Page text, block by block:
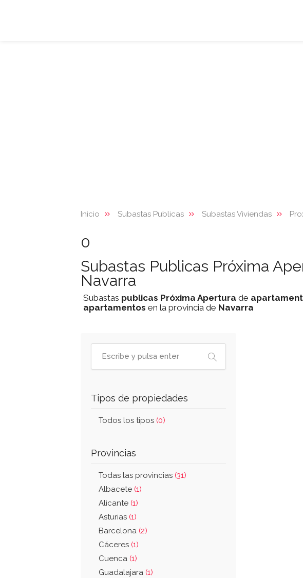
Inicio Subastas Publicas Subastas Viviendas
0
Subastas Publicas Próxima
Navarra
Subastas publicas Próxima Apertura de
apartamentos en la provincia de Navarra
Tipos de propiedades
Todos los tipos (0)
Provincias
Todas las provincias (31)
Albacete (1)
Alicante (1)
Asturias (1)
Barcelona (2)
Cáceres (1)
Cuenca (1)
Guadalajara (1)